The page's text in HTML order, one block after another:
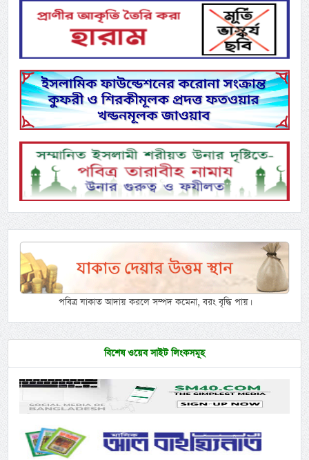
পবিত্র যাকাত আদায় করলে সম্পদ কমেনা, বরং বৃদ্ধি পায়।
বিশেষ ওয়েব সাইট লিংকসমূহ